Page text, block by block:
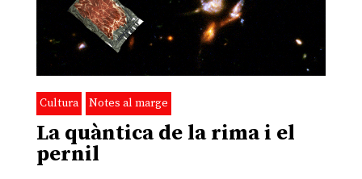
Cultura Notes al marge
La quàntica de la rima i el
pernil